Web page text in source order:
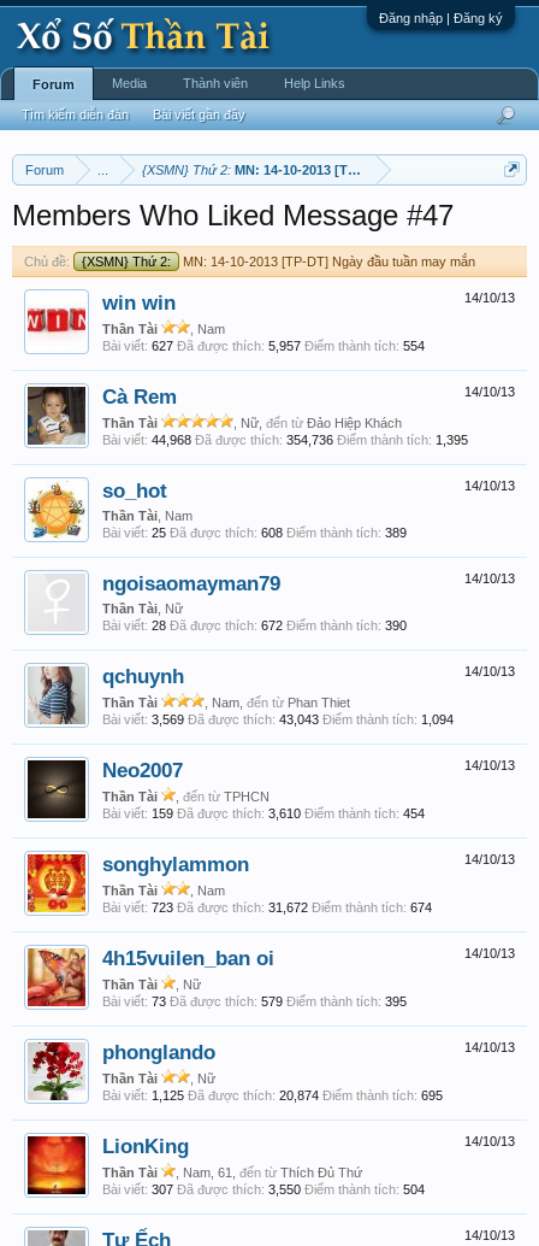
Đăng nhập | Đăng ký
Forum {XSMN} Thứ 2: MN: 14-10-2013 [TP-DT] Ngày đầu tuần may
Members Who Liked Message #47
Chủ đề: {XSMN} Thứ 2: MN: 14-10-2013 [TP-DT] Ngày đầu tuần may mắn
14/10/13
win win
Thần Tài
, Nam
Bài viết: 627 Đã được thích: 5,957 Điểm thành tích: 554
14/10/13
Cà Rem
Thần Tài , Nữ, đến từ Đảo Hiệp Khách
Bài viết: 44,968 Đã được thích: 354,736 Điểm thành tích: 1,395
14/10/13
so_hot
Thần Tài , Nam
Bài viết: 25 Đã được thích: 608 Điểm thành tích: 389
14/10/13
ngoisaomayman79
Thần Tài , Nữ
Bài viết: 28 Đã được thích: 672 Điểm thành tích: 390
14/10/13
qchuynh
Thần Tài , Nam, đến từ Phan Thiet
Bài viết: 3,569 Đã được thích: 43,043 Điểm thành tích: 1,094
14/10/13
Neo2007
Thần Tài đến từ TPHCN
Bài viết: 159 Đã được thích: 3,610 Điểm thành tích: 454
14/10/13
songhylammon
Thần Tài
, Nam
Bài viết: 723 Đã được thích: 31,672 Điểm thành tích: 674
14/10/13
4h15vuilen_ban oi
Thần Tài
, Nữ
Bài viết: 73 Đã được thích: 579 Điểm thành tích: 395
14/10/13
phonglando
Thần Tài
, Nữ
Bài viết: 1,125 Đã được thích: 20,874 Điểm thành tích: 695
14/10/13
LionKing
Thần Tài , Nam, 61, đến từ Thích Đủ Thứ
Bài viết: 307 Đã được thích: 3,550 Điểm thành tích: 504
14/10/13
Tư Ếch
Forum
Tìm kiếm diễn đàn Bài viết gần đây
Media Thành viên Help Links